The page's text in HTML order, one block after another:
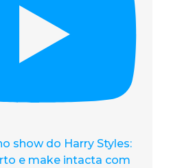
show do Harry Styles:
e make intacta com